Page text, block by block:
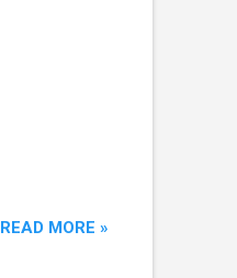
READ MORE »